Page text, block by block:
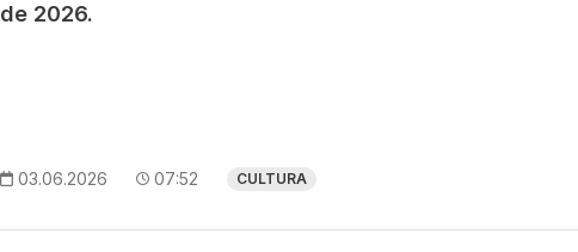
de 2026.
03.06.2026 07:52 CULTURA